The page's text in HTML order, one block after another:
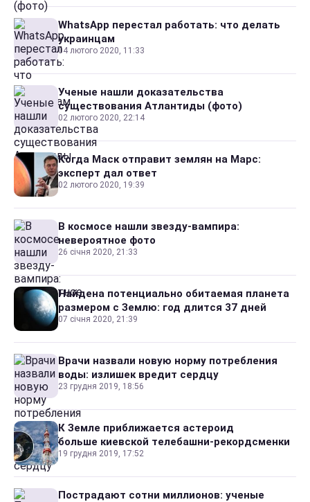
WhatsApp перестал работать: что делать
украинцам
04 лютого 2020, 11:33
Ученые нашли доказательства
существования Атлантиды (фото)
02 лютого 2020, 22:14
Когда Маск отправит землян на Марс:
эксперт дал ответ
02 лютого 2020, 19:39
В космосе нашли звезду-вампира:
невероятное фото
26 січня 2020, 21:33
Найдена потенциально обитаемая планета
размером с Землю: год длится 37 дней
07 січня 2020, 21:39
Врачи назвали новую норму потребления
воды: излишек вредит сердцу
23 грудня 2019, 18:56
К Земле приближается астероид
больше киевской телебашни-рекордсменки
19 грудня 2019, 17:52
Пострадают сотни миллионов: ученые